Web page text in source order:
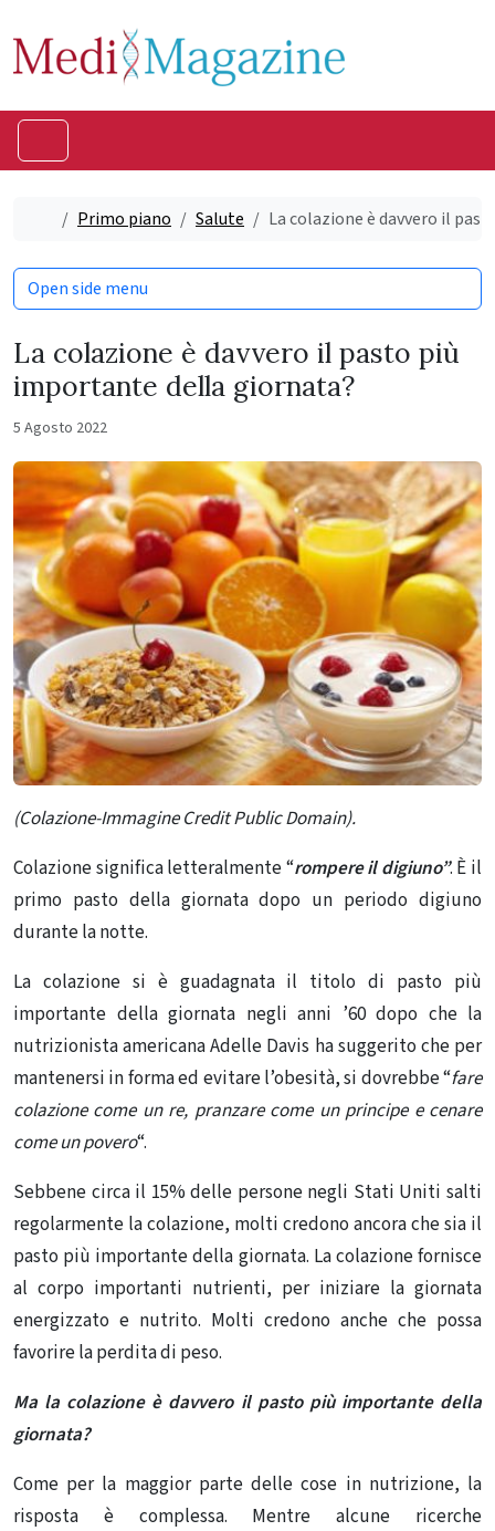
HomePrimo piano Salute La colazione è davvero il
La colazione è davvero il pasto più
importante della giornata?
5 Agosto 2022
(Colazione-Immagine Credit Public Domain).
Colazione significa letteralmente “rompere il digiuno”. È il
primo pasto della giornata dopo un periodo digiuno
durante la notte.
La colazione si è guadagnata il titolo di pasto più
importante della giornata negli anni ’60 dopo che la
nutrizionista americana Adelle Davis ha suggerito che per
mantenersi in forma ed evitare l’obesità, si dovrebbe “fare
colazione come un re, pranzare come un principe e cenare
come un povero“.
Sebbene circa il 15% delle persone negli Stati Uniti salti
regolarmente la colazione, molti credono ancora che sia il
pasto più importante della giornata. La colazione fornisce
al corpo importanti nutrienti, per iniziare la giornata
energizzato e nutrito. Molti credono anche che possa
favorire la perdita di peso.
Ma la colazione è davvero il pasto più importante della
giornata?
Come per la maggior parte delle cose in nutrizione, la
risposta è complessa. Mentre alcune ricerche
Open side menu